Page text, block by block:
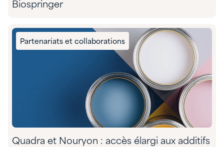
Biospringer
Partenariats et collaborations
Quadra et Nouryon : accès élargi aux additifs